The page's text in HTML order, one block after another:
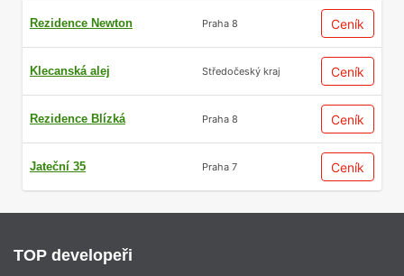
Rezidence Newton Praha 8 Ceník
Klecanská alej Středočeský kraj Ceník
Rezidence Blízká Praha 8 Ceník
Jateční 35 Praha 7 Ceník
TOP developeři